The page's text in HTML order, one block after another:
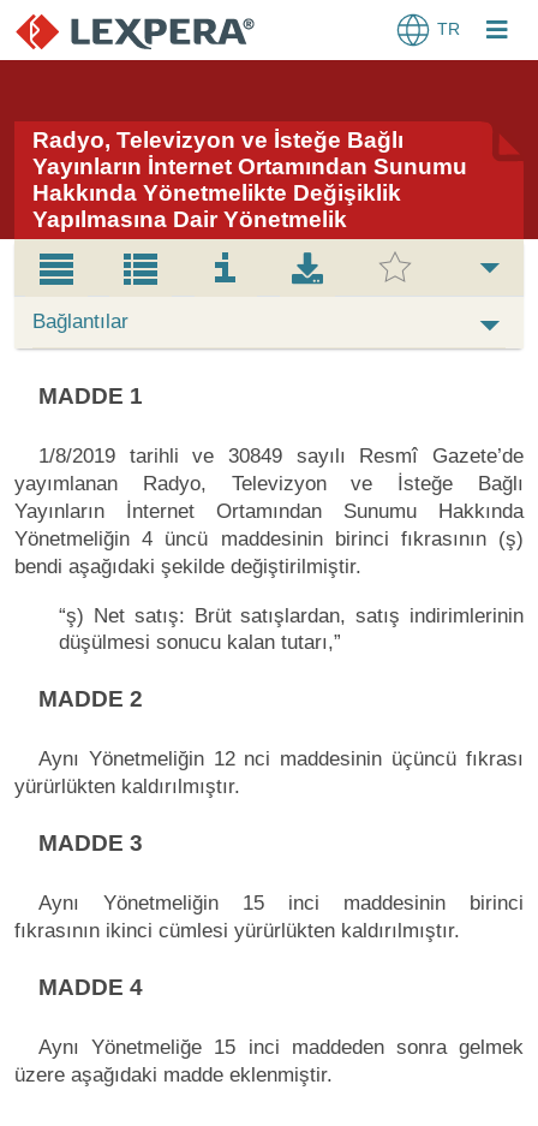
TR
Radyo, Televizyon ve İsteğe Bağlı
Yayınların İnternet Ortamından Sunumu
Hakkında Yönetmelikte Değişiklik
Yapılmasına Dair Yönetmelik
Bağlantılar
MADDE 1
1/8/2019 tarihli ve 30849 sayılı Resmî Gazete’de
yayımlanan Radyo, Televizyon ve İsteğe Bağlı
Yayınların İnternet Ortamından Sunumu Hakkında
Yönetmeliğin 4 üncü maddesinin birinci fıkrasının (ş)
bendi aşağıdaki şekilde değiştirilmiştir.
“ş) Net satış: Brüt satışlardan, satış indirimlerinin
düşülmesi sonucu kalan tutarı,”
MADDE 2
Aynı Yönetmeliğin 12 nci maddesinin üçüncü fıkrası
yürürlükten kaldırılmıştır.
MADDE 3
Aynı Yönetmeliğin 15 inci maddesinin birinci
fıkrasının ikinci cümlesi yürürlükten kaldırılmıştır.
MADDE 4
Aynı Yönetmeliğe 15 inci maddeden sonra gelmek
üzere aşağıdaki madde eklenmiştir.